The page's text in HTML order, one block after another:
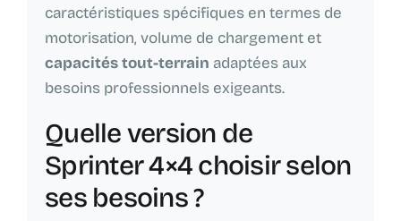
caractéristiques spécifiques en termes de
motorisation, volume de chargement et
capacités tout-terrain adaptées aux
besoins professionnels exigeants.
Quelle version de
Sprinter 4×4 choisir selon
ses besoins ?